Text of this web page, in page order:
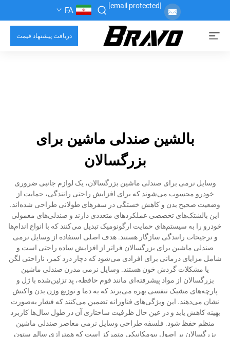
[email protected]
FA
دریافت پیشنهاد قیمت
بالشین صندلی ماشین برای
بزرگسالان
وسایل نرمی برای صندلی ماشین بزرگسالان، یک لوازم جانبی ضروری
خودرو محسوب می‌شوند که برای افزایش راحتی رانندگی، حمایت از
وضعیت صحیح بدن و کاهش خستگی در سفرهای طولانی طراحی شده‌اند.
این بالشتک‌های تخصصی عملکردهای متعددی دارند و صندلی‌های معمولی
خودرو را به سیستم‌های حمایت ارگونومیک تبدیل می‌کنند که با انواع اندام‌ها
و ترجیحات رانندگی سازگار هستند. هدف اصلی استفاده از وسایل نرمی
صندلی ماشین برای بزرگسالان فراتر از افزایش ساده راحتی است و
شامل مزایای درمانی برای افرادی می‌شود که دچار درد کمر، ناراحتی لگن
یا مشکلات گردش خون هستند. وسایل نرمی مدرن صندلی ماشین
بزرگسالان از مواد پیشرفته‌ای مانند فوم حافظه، پد تزئین‌شده با ژل و
پارچه‌های مشبک تنفسی بهره می‌برند که به دما و توزیع وزن بدن واکنش
نشان می‌دهند. این ویژگی‌های فناورانه تضمین می‌کنند که فشار به‌صورت
بهینه کاهش یابد و در عین حال ظرفیت ساختاری آن در طول سال‌ها کاربرد
منظم حفظ شود. فلسفه طراحی وسایل نرمی معاصر صندلی ماشین
بزرگسالان بر اصول بیومکانیکی متمرکز است که همترازی سالم ستون